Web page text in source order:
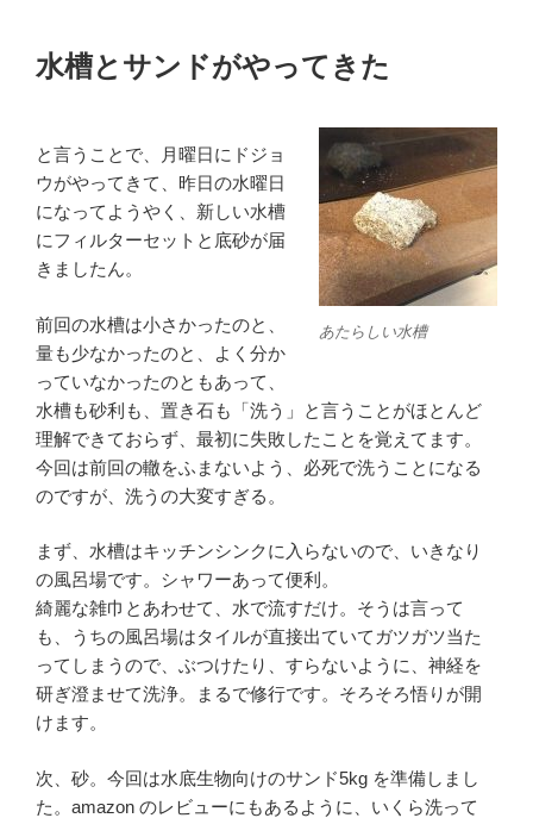
水槽とサンドがやってきた
あたらしい水槽
と言うことで、月曜日にドジョ
ウがやってきて、昨日の水曜日
になってようやく、新しい水槽
にフィルターセットと底砂が届
きましたん。
前回の水槽は小さかったのと、
量も少なかったのと、よく分か
っていなかったのともあって、
水槽も砂利も、置き石も「洗う」と言うことがほとんど
理解できておらず、最初に失敗したことを覚えてます。
今回は前回の轍をふまないよう、必死で洗うことになる
のですが、洗うの大変すぎる。
まず、水槽はキッチンシンクに入らないので、いきなり
の風呂場です。シャワーあって便利。
綺麗な雑巾とあわせて、水で流すだけ。そうは言って
も、うちの風呂場はタイルが直接出ていてガツガツ当た
ってしまうので、ぶつけたり、すらないように、神経を
研ぎ澄ませて洗浄。まるで修行です。そろそろ悟りが開
けます。
次、砂。今回は水底生物向けのサンド5kg を準備しまし
た。amazon のレビューにもあるように、いくら洗って